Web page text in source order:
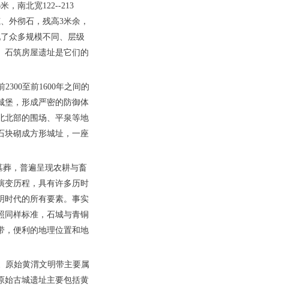
，南北宽122--213
外彻石，残高3米余，
众多规模不同、层级
石筑房屋遗址是它们的
至前1600年之间的
堡，形成严密的防御体
北部的围场、平泉等地
块砌成方形城址，一座
，普遍呈现农耕与畜
变历程，具有许多历时
时代的所有要素。事实
同样标准，石城与青铜
，便利的地理位置和地
原始黄渭文明带主要属
始古城遗址主要包括黄